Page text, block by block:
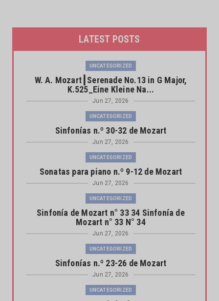
LATEST POSTS
UNCATEGORIZED
W. A. Mozart┃Serenade No.13 in G Major,
K.525_Eine Kleine Na...
Jun 27, 2026
UNCATEGORIZED
Sinfonías n.º 30-32 de Mozart
Jun 27, 2026
UNCATEGORIZED
Sonatas para piano n.º 9-12 de Mozart
Jun 27, 2026
UNCATEGORIZED
Sinfonía de Mozart n° 33 34 Sinfonía de
Mozart n° 33 N° 34
Jun 27, 2026
UNCATEGORIZED
Sinfonías n.º 23-26 de Mozart
Jun 27, 2026
UNCATEGORIZED